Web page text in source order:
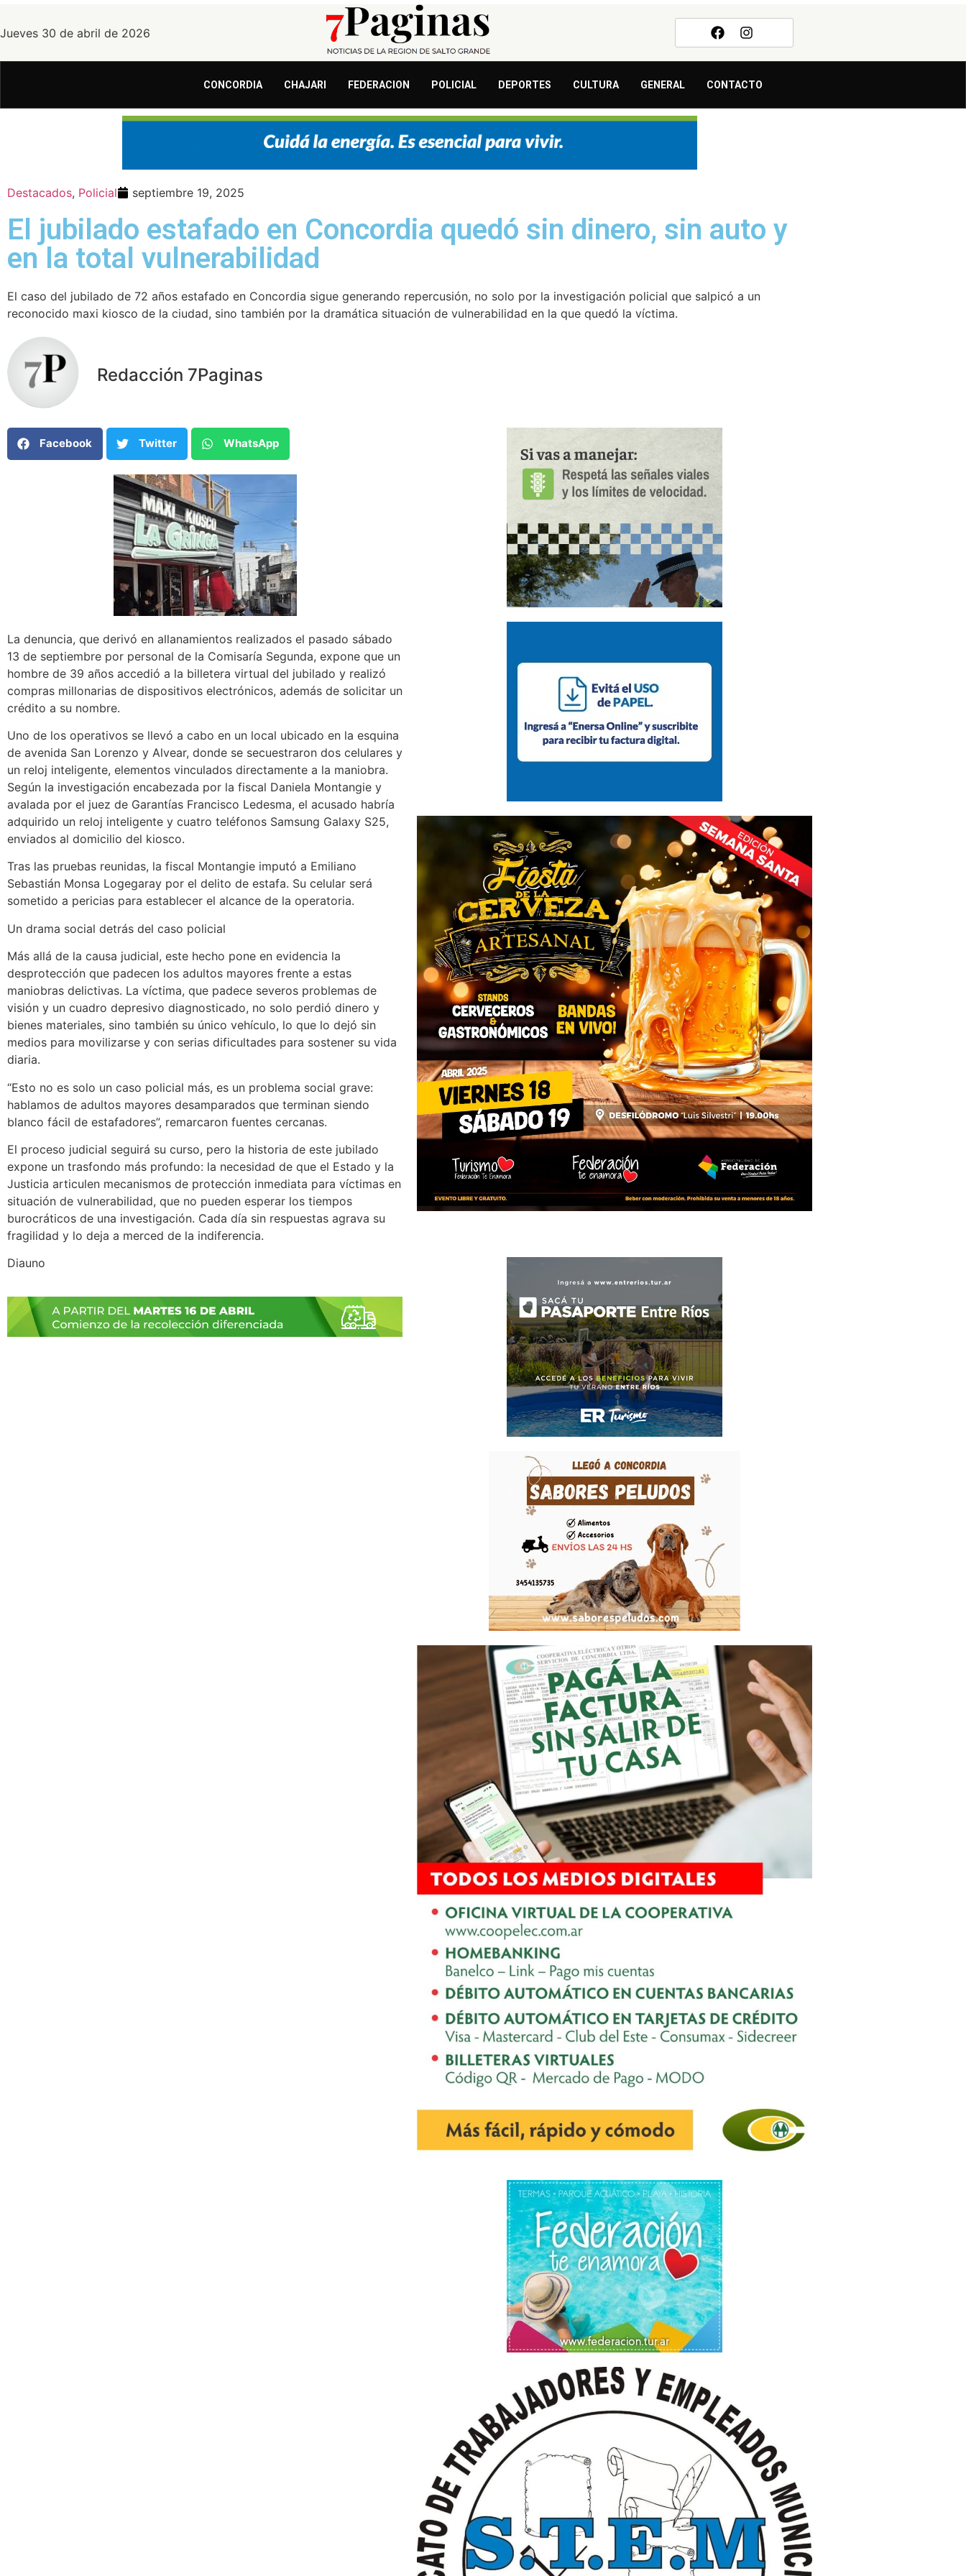
Jueves 30 de abril de 2026
CONCORDIA CHAJARI FEDERACION POLICIAL DEPORTES CULTURA GENERAL CONTACTO
Destacados, Policial septiembre 19, 2025
El jubilado estafado en Concordia quedó sin dinero, sin auto y
en la total vulnerabilidad
El caso del jubilado de 72 años estafado en Concordia sigue generando repercusión, no solo por la investigación policial que salpicó a un
reconocido maxi kiosco de la ciudad, sino también por la dramática situación de vulnerabilidad en la que quedó la víctima.
Redacción 7Paginas
Facebook Twitter WhatsApp
La denuncia, que derivó en allanamientos realizados el pasado sábado
13 de septiembre por personal de la Comisaría Segunda, expone que un
hombre de 39 años accedió a la billetera virtual del jubilado y realizó
compras millonarias de dispositivos electrónicos, además de solicitar un
crédito a su nombre.
Uno de los operativos se llevó a cabo en un local ubicado en la esquina
de avenida San Lorenzo y Alvear, donde se secuestraron dos celulares y
un reloj inteligente, elementos vinculados directamente a la maniobra.
Según la investigación encabezada por la fiscal Daniela Montangie y
avalada por el juez de Garantías Francisco Ledesma, el acusado habría
adquirido un reloj inteligente y cuatro teléfonos Samsung Galaxy S25,
enviados al domicilio del kiosco.
Tras las pruebas reunidas, la fiscal Montangie imputó a Emiliano
Sebastián Monsa Logegaray por el delito de estafa. Su celular será
sometido a pericias para establecer el alcance de la operatoria.
Un drama social detrás del caso policial
Más allá de la causa judicial, este hecho pone en evidencia la
desprotección que padecen los adultos mayores frente a estas
maniobras delictivas. La víctima, que padece severos problemas de
visión y un cuadro depresivo diagnosticado, no solo perdió dinero y
bienes materiales, sino también su único vehículo, lo que lo dejó sin
medios para movilizarse y con serias dificultades para sostener su vida
diaria.
“Esto no es solo un caso policial más, es un problema social grave:
hablamos de adultos mayores desamparados que terminan siendo
blanco fácil de estafadores”, remarcaron fuentes cercanas.
El proceso judicial seguirá su curso, pero la historia de este jubilado
expone un trasfondo más profundo: la necesidad de que el Estado y la
Justicia articulen mecanismos de protección inmediata para víctimas en
situación de vulnerabilidad, que no pueden esperar los tiempos
burocráticos de una investigación. Cada día sin respuestas agrava su
fragilidad y lo deja a merced de la indiferencia.
Diauno